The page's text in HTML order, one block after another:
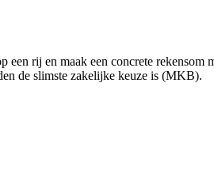
rij en maak een concrete rekensom
de slimste zakelijke keuze is (MKB).